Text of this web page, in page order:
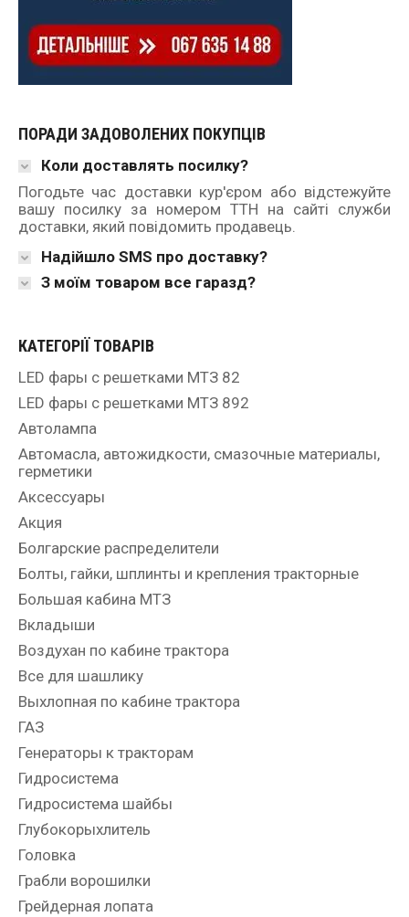
ПОРАДИ ЗАДОВОЛЕНИХ ПОКУПЦІВ
Коли доставлять посилку?
Погодьте час доставки кур'єром або відстежуйте
вашу посилку за номером ТТН на сайті служби
доставки, який повідомить продавець.
Надійшло SMS про доставку?
З моїм товаром все гаразд?
КАТЕГОРІЇ ТОВАРІВ
LED фары с решетками МТЗ 82
LED фары с решетками МТЗ 892
Автолампа
Автомасла, автожидкости, смазочные материалы,
герметики
Аксессуары
Акция
Болгарские распределители
Болты, гайки, шплинты и крепления тракторные
Большая кабина МТЗ
Вкладыши
Воздухан по кабине трактора
Все для шашлику
Выхлопная по кабине трактора
ГАЗ
Генераторы к тракторам
Гидросистема
Гидросистема шайбы
Глубокорыхлитель
Головка
Грабли ворошилки
Грейдерная лопата